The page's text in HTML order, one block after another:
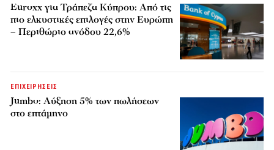
Euroxx για Τράπεζα Κύπρου: Από τις
πιο ελκυστικές επιλογές στην Ευρώπη
– Περιθώριο ανόδου 22,6%
ΕΠΙΧΕΙΡΗΣΕΙΣ
Jumbo: Αύξηση 5% των πωλήσεων
στο επτάμηνο